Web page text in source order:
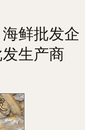
鲜批发企
生产商